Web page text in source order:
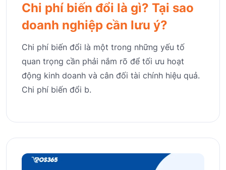
Chi phí biến đổi là gì? Tại sao
doanh nghiệp cần lưu ý?
Chi phí biến đổi là một trong những yếu tố
quan trọng cần phải nắm rõ để tối ưu hoạt
động kinh doanh và cân đối tài chính hiệu quả.
Chi phí biến đổi b.